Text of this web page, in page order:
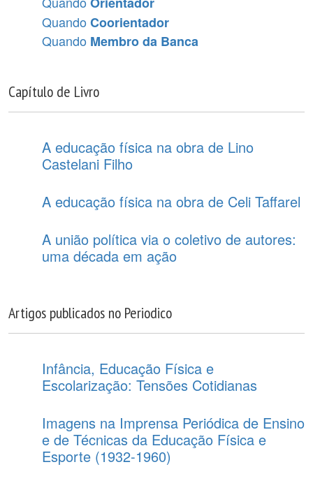
Quando Coorientador
Quando Membro da Banca
Capítulo de Livro
A educação física na obra de Lino
Castelani Filho
A educação física na obra de Celi Taffarel
A união política via o coletivo de autores:
uma década em ação
Artigos publicados no Periodico
Infância, Educação Física e
Escolarização: Tensões Cotidianas
Imagens na Imprensa Periódica de Ensino
e de Técnicas da Educação Física e
Esporte (1932-1960)